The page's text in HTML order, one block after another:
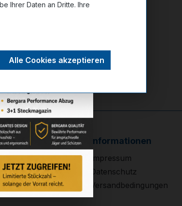
Informationen
Impressum
Datenschutz
Versandbedingungen
Ihrer Daten an Dritte. Ihre
Alle Cookies akzeptieren